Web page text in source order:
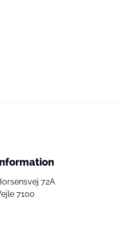
72A
7100